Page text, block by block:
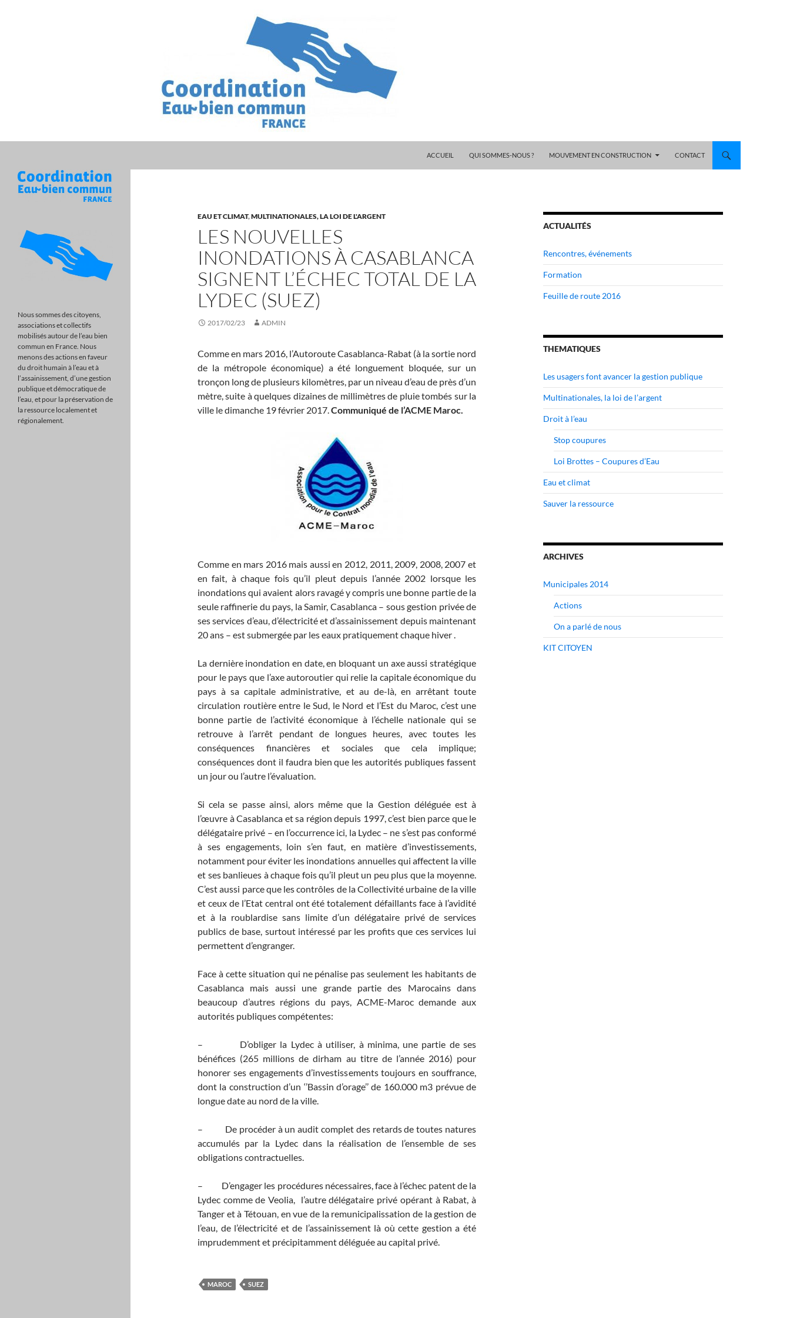
ACCUEIL
QUI SOMMES-NOUS ? MOUVEMENT EN CONSTRUCTION CONTACT
EAU ET CLIMAT,MULTINATIONALES, LA LOI DE L'ARGENT
LES NOUVELLES
INONDATIONS À CASABLANCA
SIGNENT L’ÉCHEC TOTAL DE LA
LYDEC (SUEZ)
2017/02/23 ADMIN
Comme en mars 2016, l’Autoroute Casablanca-Rabat (à la sortie nord
de la métropole économique) a été longuement bloquée, sur un
tronçon long de plusieurs kilomètres, par un niveau d’eau de près d’un
mètre, suite à quelques dizaines de millimètres de pluie tombés sur la
ville le dimanche 19 février 2017.Communiqué de l’ACME Maroc.
Comme en mars 2016 mais aussi en 2012, 2011, 2009, 2008, 2007 et
en fait, à chaque fois qu’il pleut depuis l’année 2002 lorsque les
inondations qui avaient alors ravagé y compris une bonne partie de la
seule raffinerie du pays, la Samir, Casablanca – sous gestion privée de
ses services d’eau, d’électricité et d’assainissement depuis maintenant
20 ans – est submergée par les eaux pratiquement chaque hiver .
La dernière inondation en date, en bloquant un axe aussi stratégique
pour le pays que l’axe autoroutier qui relie la capitale économique du
pays à sa capitale administrative, et au de-là, en arrêtant toute
circulation routière entre le Sud, le Nord et l’Est du Maroc, c’est une
bonne partie de l’activité économique à l’échelle nationale qui se
retrouve à l’arrêt pendant de longues heures, avec toutes les
conséquences financières et sociales que cela implique;
conséquences dont il faudra bien que les autorités publiques fassent
un jour ou l’autre l’évaluation.
Si cela se passe ainsi, alors même que la Gestion déléguée est à
l’œuvre à Casablanca et sa région depuis 1997, c’est bien parce que le
délégataire privé – en l’occurrence ici, la Lydec – ne s’est pas conformé
à ses engagements, loin s’en faut, en matière d’investissements,
notamment pour éviter les inondations annuelles qui affectent la ville
et ses banlieues à chaque fois qu’il pleut un peu plus que la moyenne.
C’est aussi parce que les contrôles de la Collectivité urbaine de la ville
et ceux de l’Etat central ont été totalement défaillants face à l’avidité
et à la roublardise sans limite d’un délégataire privé de services
publics de base, surtout intéressé par les profits que ces services lui
permettent d’engranger.
Face à cette situation qui ne pénalise pas seulement les habitants de
Casablanca mais aussi une grande partie des Marocains dans
beaucoup d’autres régions du pays, ACME-Maroc demande aux
autorités publiques compétentes:
– D’obliger la Lydec à utiliser, à minima, une partie de ses
bénéfices (265 millions de dirham au titre de l’année 2016) pour
honorer ses engagements d’investissements toujours en souffrance,
dont la construction d’un ‘’Bassin d’orage’’ de 160.000 m3 prévue de
longue date au nord de la ville.
– De procéder à un audit complet des retards de toutes natures
accumulés par la Lydec dans la réalisation de l’ensemble de ses
obligations contractuelles.
– D’engager les procédures nécessaires, face à l’échec patent de la
Lydec comme de Veolia, l’autre délégataire privé opérant à Rabat, à
Tanger et à Tétouan, en vue de la remunicipalissation de la gestion de
l’eau, de l’électricité et de l’assainissement là où cette gestion a été
imprudemment et précipitamment déléguée au capital privé.
MAROC SUEZ
ACTUALITÉS
Rencontres, événements
Formation
Feuille de route 2016
THEMATIQUES
Les usagers font avancer la gestion publique
Multinationales, la loi de l’argent
Droit à l’eau
Stop coupures
Loi Brottes – Coupures d’Eau
Eau et climat
Sauver la ressource
ARCHIVES
Municipales 2014
Actions
On a parlé de nous
KIT CITOYEN
Nous sommes des citoyens,
associations et collectifs
mobilisés autour de l’eau bien
commun en France. Nous
menons des actions en faveur
du droit humain à l’eau et à
l’assainissement, d’une gestion
publique et démocratique de
l’eau, et pour la préservation de
la ressource localement et
régionalement.